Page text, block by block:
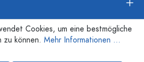
Cookies, um eine bestmögliche
zu können. Mehr Informationen ...